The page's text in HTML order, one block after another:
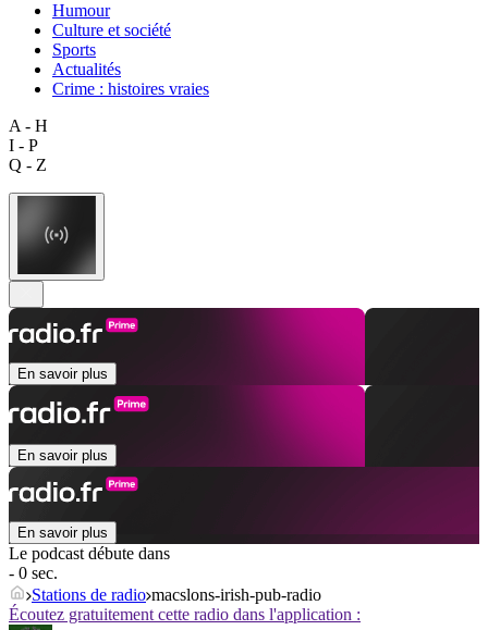
Humour
Culture et société
Sports
Actualités
Crime : histoires vraies
A - H
I - P
Q - Z
En savoir plus
En savoir plus
En savoir plus
Le podcast débute dans
- 0 sec.
Stations de radio macslons-irish-pub-radio
Écoutez gratuitement cette radio dans l'application :